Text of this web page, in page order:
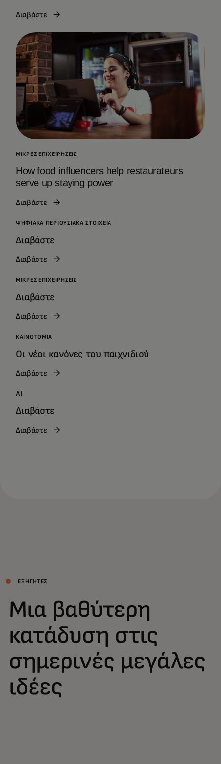
Διαβάστε
ΜΙΚΡΈΣ ΕΠΙΧΕΙΡΉΣΕΙΣ
How food influencers help restaurateurs
serve up staying power
Διαβάστε
ΨΗΦΙΑΚΆ ΠΕΡΙΟΥΣΙΑΚΆ ΣΤΟΙΧΕΊΑ
Διαβάστε
Διαβάστε
ΜΙΚΡΈΣ ΕΠΙΧΕΙΡΉΣΕΙΣ
Διαβάστε
Διαβάστε
ΚΑΙΝΟΤΟΜΊΑ
Οι νέοι κανόνες του παιχνιδιού
Διαβάστε
AI
Διαβάστε
Διαβάστε
ΕΞΗΓΗΤΈΣ
Μια βαθύτερη
κατάδυση στις
σημερινές μεγάλες
ιδέες